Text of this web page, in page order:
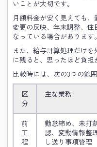
いことが大切です。
月額料金が安く見えても
変更の反映、年末調整、
なっている場合があります。
また、給与計算処理だけ
に残ると、思ったほど負担
比較時には、次の3つの範
区
分
主な業務
前
工
程
勤怠締め、未打
認、変動情報整
し送り事項管理